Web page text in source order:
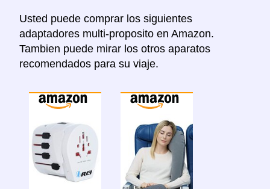
Usted puede comprar los siguientes
adaptadores multi-proposito en Amazon.
Tambien puede mirar los otros aparatos
recomendados para su viaje.